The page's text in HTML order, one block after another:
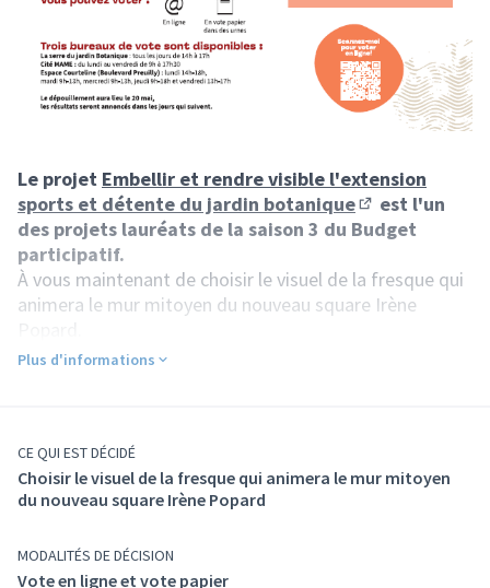
Le projet Embellir et rendre visible l'extension
sports et détente du jardin botanique
(S'ouvre dans
est l'un
des projets lauréats de la saison 3 du Budget
participatif.
À vous maintenant de choisir le visuel de la fresque qui
animera le mur mitoyen du nouveau square Irène
Les modalités de vote
urnes réparties dans le quartier.
Trois bureaux de vote fixes sont disponibles aux
horaires d'ouverture des structures d'accueil : la serre
MAME (du lundi au vendredi de 9h à 17h30) / Espace
Courteline Boulevard Preuilly (Lundi 14h-18h, Mardi 9h-
Plus d'informations
CE QUI EST DÉCIDÉ
Choisir le visuel de la fresque qui animera le mur mitoyen
du nouveau square Irène Popard
MODALITÉS DE DÉCISION
Vote en ligne et vote papier